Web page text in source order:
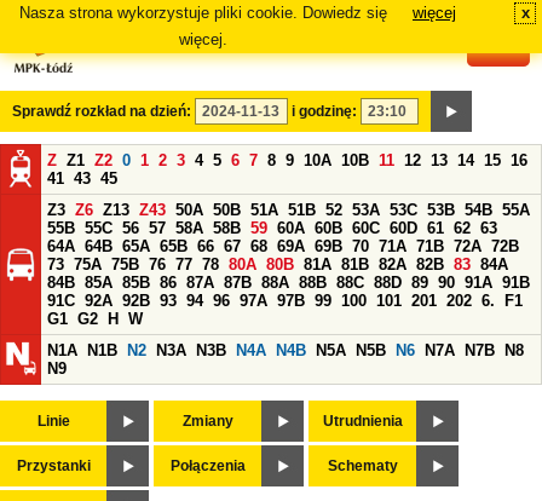
Nasza strona wykorzystuje pliki cookie. Dowiedz się
więcej.
więcej x
Sprawdź rozkład na dzień: i godzinę:
Z Z1 Z2 0 1 2 3 4 5 6 7 8 9 10A 10B 11 12 13 14 15 16
41 43 45
Z3 Z6 Z13 Z43 50A 50B 51A 51B 52 53A 53C 53B 54B 55A
55B 55C 56 57 58A 58B 59 60A 60B 60C 60D 61 62 63
64A 64B 65A 65B 66 67 68 69A 69B 70 71A 71B 72A 72B
73 75A 75B 76 77 78 80A 80B 81A 81B 82A 82B 83 84A
84B 85A 85B 86 87A 87B 88A 88B 88C 88D 89 90 91A 91B
91C 92A 92B 93 94 96 97A 97B 99 100 101 201 202 6.
F1
G1 G2 H
W
N1A
N1B N2 N3A N3B N4A N4B N5A N5B N6 N7A N7B
N8
N9
Linie Zmiany Utrudnienia
Przystanki Połączenia Schematy